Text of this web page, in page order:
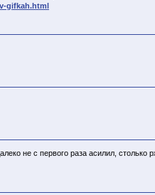
gifkah.html
не с первого раза асилил, столько